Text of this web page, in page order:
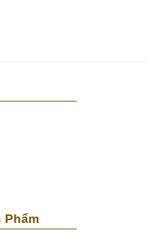
xem chi tiết